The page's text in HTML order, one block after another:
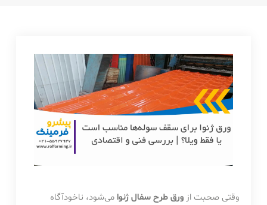
وقتی صحبت ازورق طرح سفال ژنوامی‌شود، ناخودآگاه